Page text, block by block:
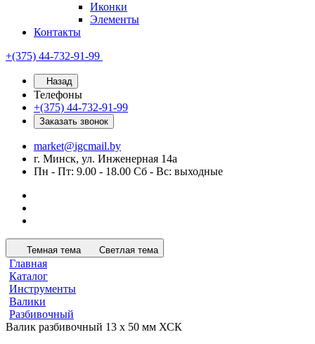
Иконки
Элементы
Контакты
+(375) 44-732-91-99
Назад
Телефоны
+(375) 44-732-91-99
Заказать звонок
market@igcmail.by
г. Минск, ул. Инженерная 14а
Пн - Пт: 9.00 - 18.00 Сб - Вс: выходные
Темная тема Светлая тема
Главная
Каталог
Инструменты
Валики
Разбивочный
Валик разбивочный 13 х 50 мм ХСК